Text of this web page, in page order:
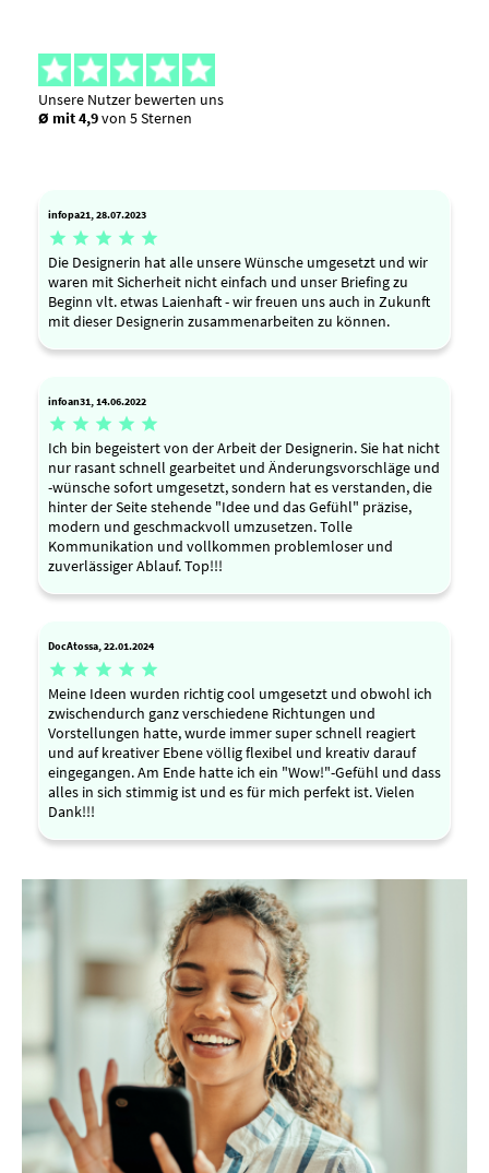
Unsere Nutzer bewerten uns
Ø mit 4,9von 5 Sternen
infopa21, 28.07.2023
    
Die Designerin hat alle unsere Wünsche umgesetzt und wir
waren mit Sicherheit nicht einfach und unser Briefing zu
Beginn vlt. etwas Laienhaft - wir freuen uns auch in Zukunft
mit dieser Designerin zusammenarbeiten zu können.
infoan31, 14.06.2022
    
Ich bin begeistert von der Arbeit der Designerin. Sie hat nicht
nur rasant schnell gearbeitet und Änderungsvorschläge und
-wünsche sofort umgesetzt, sondern hat es verstanden, die
hinter der Seite stehende "Idee und das Gefühl" präzise,
modern und geschmackvoll umzusetzen. Tolle
Kommunikation und vollkommen problemloser und
zuverlässiger Ablauf. Top!!!
DocAtossa, 22.01.2024
    
Meine Ideen wurden richtig cool umgesetzt und obwohl ich
zwischendurch ganz verschiedene Richtungen und
Vorstellungen hatte, wurde immer super schnell reagiert
und auf kreativer Ebene völlig flexibel und kreativ darauf
eingegangen. Am Ende hatte ich ein "Wow!"-Gefühl und dass
alles in sich stimmig ist und es für mich perfekt ist. Vielen
Dank!!!